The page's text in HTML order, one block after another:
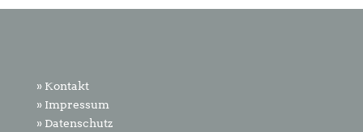
» Kontakt
» Impressum
» Datenschutz